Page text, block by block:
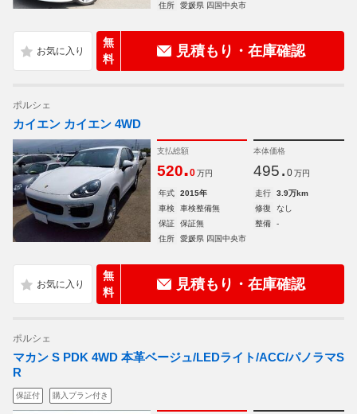
住所
愛媛県 四国中央市
無
料
見積もり・在庫確認
ポルシェ
カイエン カイエン 4WD
支払総額
520.0 万円
本体価格
495. 0 万円
年式 2015年 走行
3.9万km
車検
車検整備無 修復
なし
保証
保証無 整備
-
住所
愛媛県 四国中央市
無
料
見積もり・在庫確認
ポルシェ
マカン S PDK 4WD 本革ベージュ/LEDライト/ACC/パノラマS
R
保証付 購入プラン付き